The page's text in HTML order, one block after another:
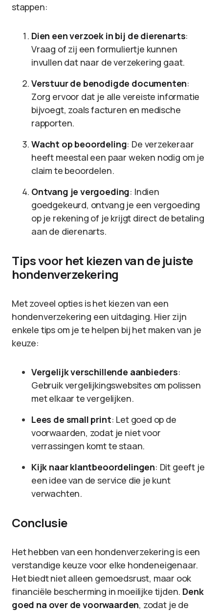
stappen:
Dien een verzoek in bij de dierenarts:
Vraag of zij een formuliertje kunnen
invullen dat naar de verzekering gaat.
Verstuur de benodigde documenten:
Zorg ervoor dat je alle vereiste informatie
bijvoegt, zoals facturen en medische
rapporten.
Wacht op beoordeling: De verzekeraar
heeft meestal een paar weken nodig om je
claim te beoordelen.
Ontvang je vergoeding: Indien
goedgekeurd, ontvang je een vergoeding
op je rekening of je krijgt direct de betaling
aan de dierenarts.
Tips voor het kiezen van de juiste
hondenverzekering
Met zoveel opties is het kiezen van een
hondenverzekering een uitdaging. Hier zijn
enkele tips om je te helpen bij het maken van je
keuze:
Vergelijk verschillende aanbieders:
Gebruik vergelijkingswebsites om polissen
met elkaar te vergelijken.
Lees de small print: Let goed op de
voorwaarden, zodat je niet voor
verrassingen komt te staan.
Kijk naar klantbeoordelingen: Dit geeft je
een idee van de service die je kunt
verwachten.
Conclusie
Het hebben van een hondenverzekering is een
verstandige keuze voor elke hondeneigenaar.
Het biedt niet alleen gemoedsrust, maar ook
financiële bescherming in moeilijke tijden. Denk
goed na over de voorwaarden, zodat je de